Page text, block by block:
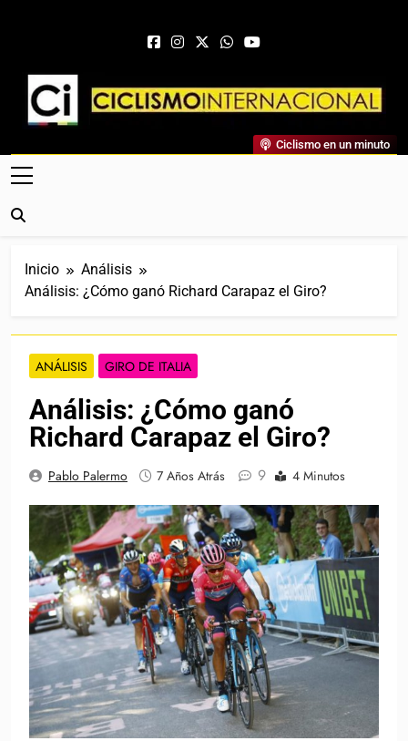
Ciclismo Internacional
Web Dedicada Al Ciclismo Mundial. Entrevistas, Análisis,
Crónicas, Previas Y Más. La Web Ciclista De Referencia.
Ciclismo en un minuto
Inicio
Análisis
Análisis: ¿Cómo ganó Richard Carapaz el Giro?
ANÁLISIS GIRO DE ITALIA
Análisis: ¿Cómo ganó
Richard Carapaz el Giro?
Pablo Palermo 7 Años Atrás 9 4 Minutos